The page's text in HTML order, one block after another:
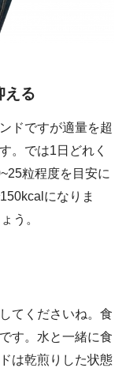
える
ドですが適量を超
。では1日どれく
粒程度を目安に
になりま
う。
てくださいね。食
す。水と一緒に食
は乾煎りした状態